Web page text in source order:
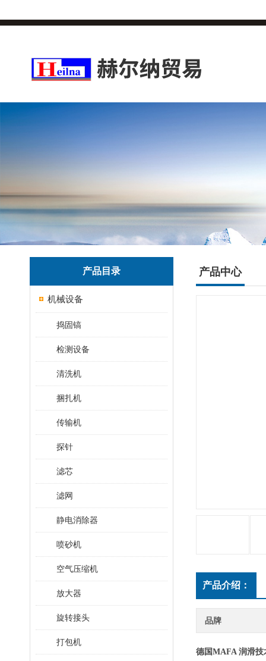
产品目录
机械设备
捣固镐
检测设备
清洗机
捆扎机
传输机
探针
滤芯
滤网
静电消除器
喷砂机
空气压缩机
放大器
旋转接头
打包机
产品中心
产品介绍：
品牌
德国MAFA 润滑技